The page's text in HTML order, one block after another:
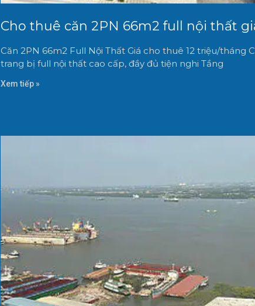
Cho thuê căn 2PN 66m2 full nội thất
Căn 2PN 66m2 Full Nội Thất Giá cho thuê 12 triệu/tháng
trang bị full nội thất cao cấp, đầy đủ tiện nghi Tầng
Xem tiếp »